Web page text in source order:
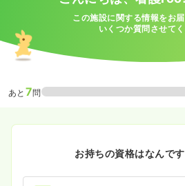
この施設に関する情報をお
いくつか質問させて
あと 7問
お持ちの資格はなんです